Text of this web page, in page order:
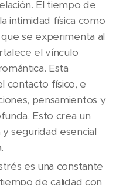
El tiempo de
intimidad física como
se experimenta al
el vínculo
Esta
contacto físico, e
pensamientos y
Esto crea un
seguridad esencial
es una constante
de calidad con